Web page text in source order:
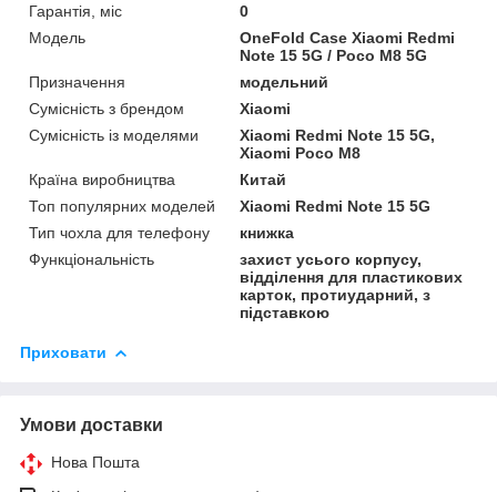
Гарантія, міс
0
Мoдель
OneFold Case Xiaomi Redmi
Note 15 5G / Poco M8 5G
Призначення
модельний
Сумісність з брендом
Xiaomi
Сумісність із моделями
Xiaomi Redmi Note 15 5G,
Xiaomi Poco M8
Країна виробництва
Китай
Топ популярних моделей
Xiaomi Redmi Note 15 5G
Тип чохла для телефону
книжка
Функціональність
захист усього корпусу,
відділення для пластикових
карток, протиударний, з
підставкою
Приховати
Умови доставки
Нова Пошта